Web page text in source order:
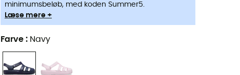
minimumsbeløb, med koden Summer5.
Læse mere +
Farve : Navy